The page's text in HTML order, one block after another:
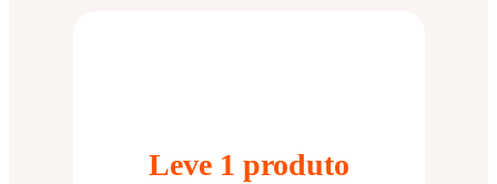
Leve 1 produto